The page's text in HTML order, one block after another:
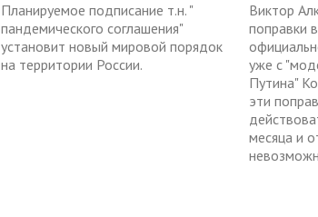
Планируемое подписание т.н. "
пандемического соглашения"
установит новый мировой порядок
на территории России.
Виктор
поправки
уже с
Путина"
эти
месяца и